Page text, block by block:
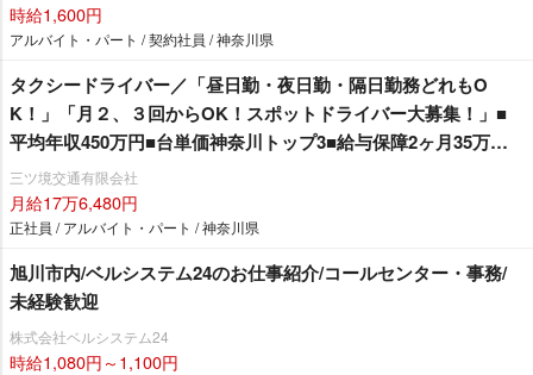
時給1,600円
アルバイト・パート / 契約社員 / 神奈川県
タクシードライバー／「昼日勤・夜日勤・隔日勤務どれもO
K！」「月２、３回からOK！スポットドライバー大募集！」■
平均年収450万円■台単価神奈川トップ3■給与保障2ヶ月35万円■
高収入のヒケツは都内と違う「リピーターの多さ」「安定した
営業」ができるから！
三ツ境交通有限会社
月給17万6,480円
正社員 / アルバイト・パート / 神奈川県
旭川市内/ベルシステム24のお仕事紹介/コールセンター・事務/
未経験歓迎
株式会社ベルシステム24
時給1,080円～1,100円